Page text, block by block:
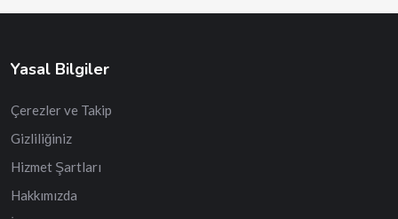
Yasal Bilgiler
Çerezler ve Takip
Gizliliğiniz
Hizmet Şartları
Hakkımızda